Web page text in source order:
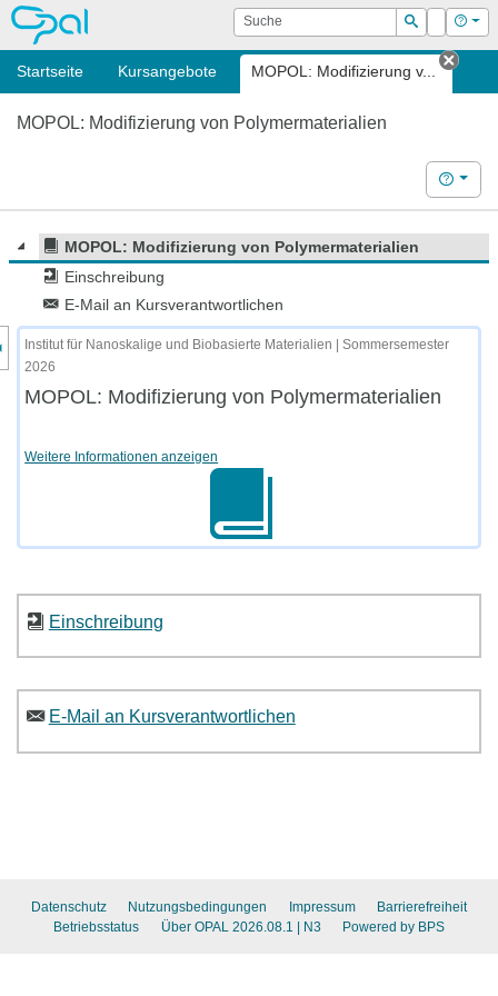
OPAL Suche
Suchen
Login Hilfe
Startseite Kursangebote MOPOL: Modifizierung v...
Tab
MOPOL: Modifizierung von Polymermaterialien
Hilfe
MOPOL: Modifizierung von Polymermaterialien
Einschreibung
E-Mail an Kursverantwortlichen
des Kursmenüs
Institut für Nanoskalige und Biobasierte Materialien | Sommersemester
2026
MOPOL: Modifizierung von Polymermaterialien
Weitere Informationen anzeigen
Einschreibung
E-Mail an Kursverantwortlichen
Datenschutz Nutzungsbedingungen Impressum
Barrierefreiheit
Betriebsstatus
Über OPAL 2026.08.1 | N3 Powered by BPS